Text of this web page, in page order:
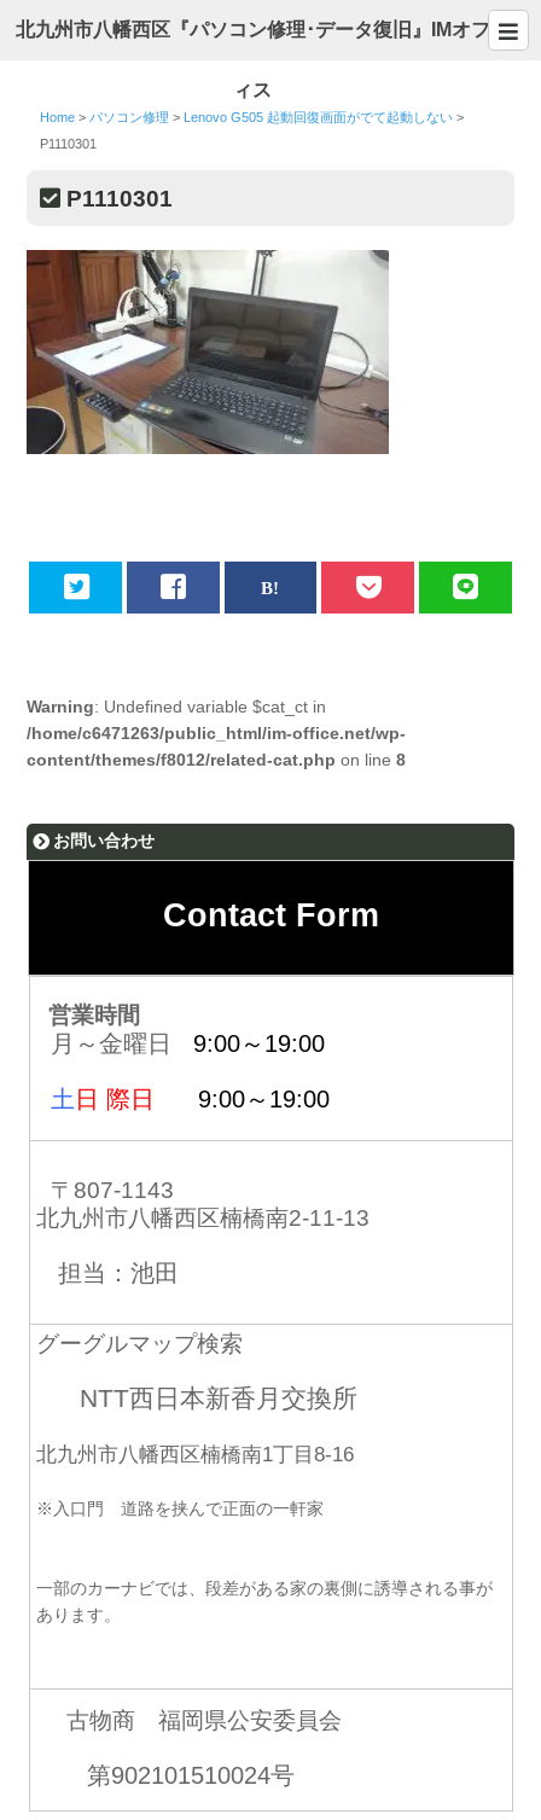
北九州市八幡西区『パソコン修理･データ復旧』IMオフ
ィス
Home > パソコン修理 > Lenovo G505 起動回復画面がでて起動しない >
P1110301
P1110301
Warning: Undefined variable $cat_ct in
/home/c6471263/public_html/im-office.net/wp-
content/themes/f8012/related-cat.php on line8
お問い合わせ
Contact Form
営業時間
月～金曜日 9:00～19:00
土 日 際日 9:00～19:00
〒807-1143
北九州市八幡西区楠橋南2-11-13
担当：池田
グーグルマップ検索
NTT西日本新香月交換所
北九州市八幡西区楠橋南1丁目8-16
※入口門 道路を挟んで正面の一軒家
一部のカーナビでは、段差がある家の裏側に誘導される事が
あります。
古物商 福岡県公安委員会
第902101510024号